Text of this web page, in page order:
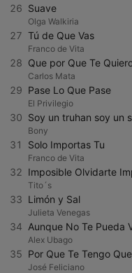
26 Suave
Olga Walkiria
27 Tú de Que Vas
Franco de Vita
28 Que por Que Te
Carlos Mata
29 Pase Lo Que Pase
El Privilegio
30 Soy un truhan soy un
Bony
31 Solo Importas Tu
Franco de Vita
32 Imposible Olvidarte
Tito´s
33 Limón y Sal
Julieta Venegas
34 Aunque No Te Pueda
Alex Ubago
35 Por Que Te Tengo
José Feliciano